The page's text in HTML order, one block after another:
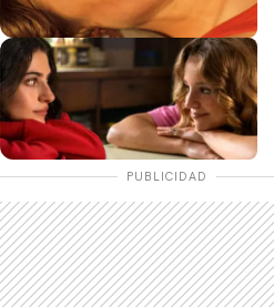
PUBLICIDAD